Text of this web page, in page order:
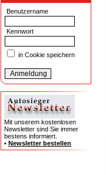
Benutzername
Kennwort
in Cookie speichern
Mit unserem kostenlosen
Newsletter sind Sie immer
bestens informiert.
• Newsletter bestellen